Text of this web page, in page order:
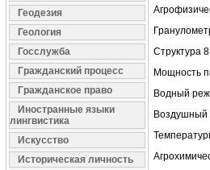
Геодезия
Геология
Госслужба
Гражданский процесс
Гражданское право
Иностранные языки
лингвистика
Искусство
Историческая личность
Структура 8
Мощность
Водный
Воздушный